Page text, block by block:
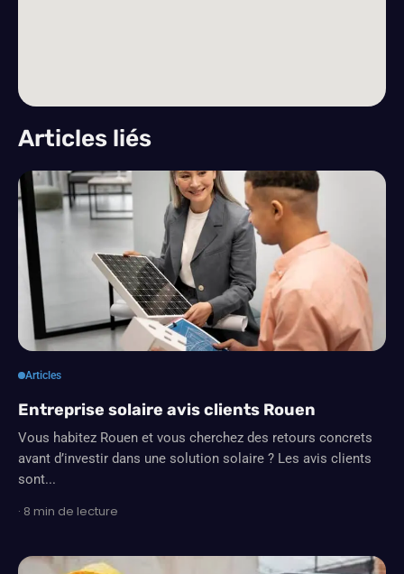
Articles liés
Articles
Entreprise solaire avis clients Rouen
Vous habitez Rouen et vous cherchez des retours concrets
avant d’investir dans une solution solaire ? Les avis clients
sont...
· 8 min de lecture